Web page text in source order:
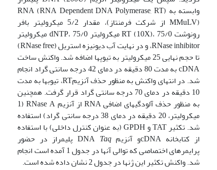
وابسته به RNA (RNA Dependent DNA Polymerase, RT)
(MMuLV از شرکت فرمنتاز)، مقدار 5/2 میکرولیتر بافر
رونوشت RT (10X)، 75/0 میکرولیتر dNTP، 75/0 میکرولیتر
RNase inhibitor، و در نهایت آب دیونیزه استریل (RNase free)
تا حجم نهایی 25 میکرولیتر به تیوپها اضافه شد. واکنش ساخت
cDNA به مدت 80 دقیقه در دمای 42 درجه سانتی گراد انجام
شد. در انتهای واکنش به منظور حذف آنزیمRT، تیوبها به مدت
10 دقیقه در دمای 70 درجه سانتی گراد قرار گرفت. همچنین
به منظور حذف آلودگیهای اضافی RNA از آنزیم RNase A (1
میکرولیتر، 20 دقیقه در دمای 38 درجه سانتی گراد) استفاده
شد. تکثیر TAT و GPDH (به عنوان کنترل داخلی) با استفاده
از کتابخانه cDNAو آنزیم DNA
Taq
پلیمراز در حضور
پرایمرهای اختصاصی که توالی آنها در جدول 1 آمده است انجام
شد. واکنش تکثیر این ژنها در جدول 2 نشان داده شده است.